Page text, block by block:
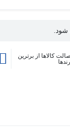
کالاها از برترین